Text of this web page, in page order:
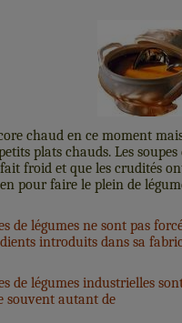
chaud en ce moment
plats chauds. Les
froid et que les crudités
pour faire le plein de
de légumes ne sont pas
introduits dans sa
de légumes industrielles
souvent autant de